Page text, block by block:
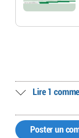
Lire 1
Poster un